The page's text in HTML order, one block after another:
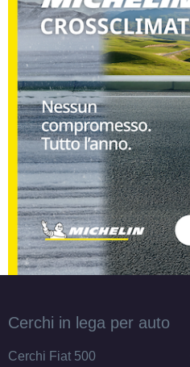
Cerchi in lega per auto
Cerchi Fiat 500